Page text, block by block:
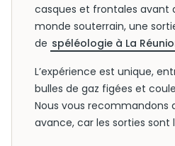
casques et frontales avant
monde souterrain, une
de spéléologie à La
L’expérience est unique,
bulles de gaz figées et
Nous vous recommandons
avance, car les sorties sont